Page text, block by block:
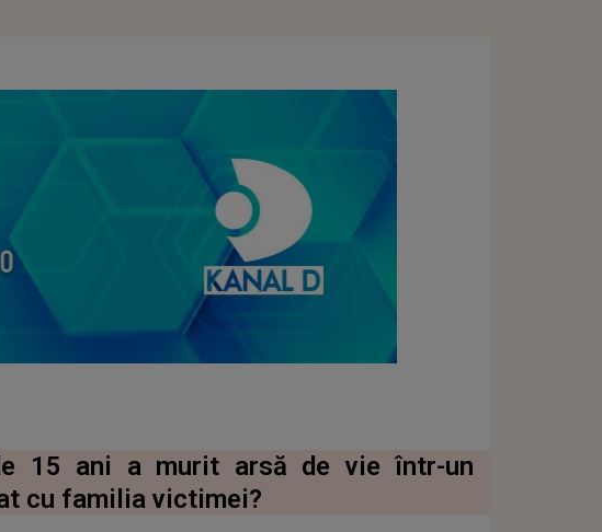
15 ani a murit arsă de vie într-un
cu familia victimei?